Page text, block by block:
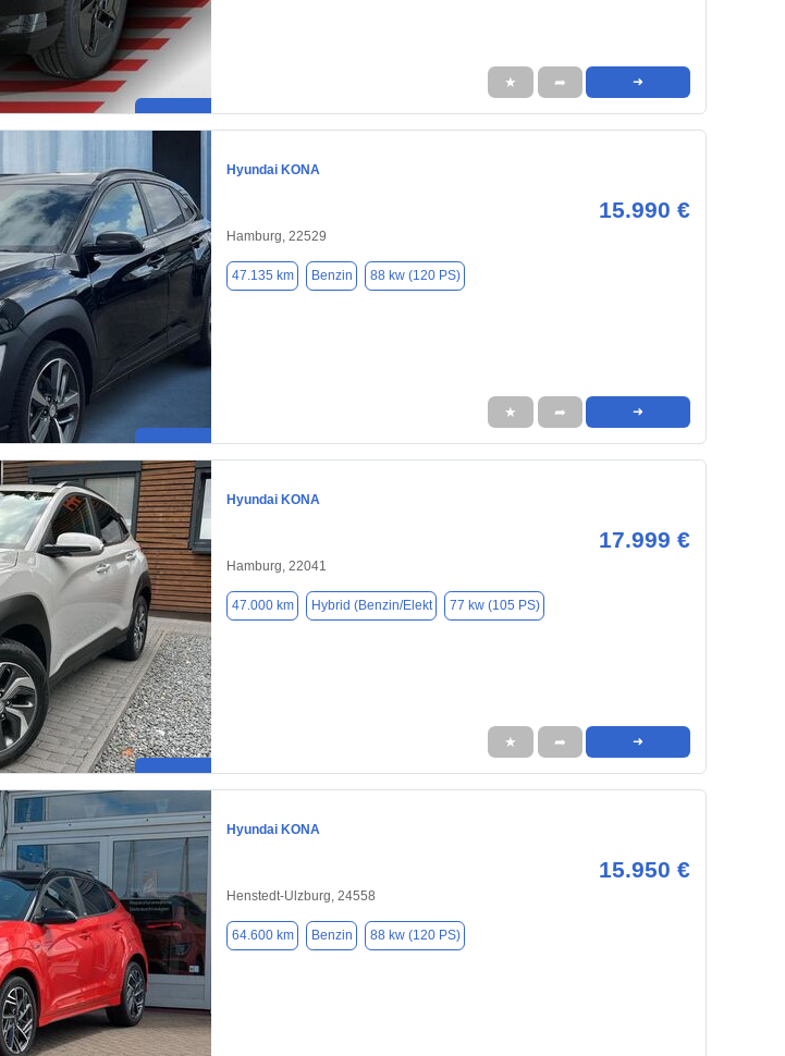
★ ➦ ➜
Hyundai KONA
15.990 €
Hamburg, 22529
47.135 km Benzin 88 kw (120 PS)
★ ➦ ➜
Hyundai KONA
17.999 €
Hamburg, 22041
47.000 km Hybrid (Benzin/Elekt 77 kw (105 PS)
★ ➦ ➜
Hyundai KONA
15.950 €
Henstedt-Ulzburg, 24558
64.600 km Benzin 88 kw (120 PS)